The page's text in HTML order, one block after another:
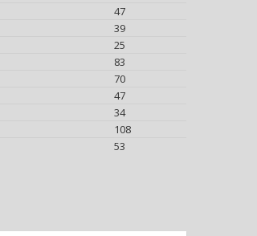
47
39
25
83
70
47
34
108
53